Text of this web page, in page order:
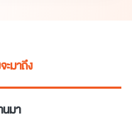
ะมาถึง
มา